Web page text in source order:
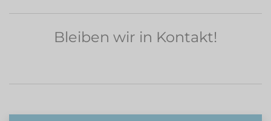
Bleiben wir in Kontakt!